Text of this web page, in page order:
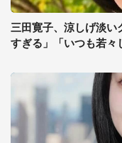
三田寛子、涼しげ淡い
すぎる」「いつも若々